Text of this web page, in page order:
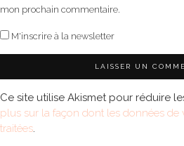
mon prochain commentaire.
M'inscrire à la newsletter
Ce site utilise Akismet pour réduire
plus sur la façon dont les données de
traitées.